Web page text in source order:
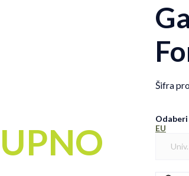
Šifra
EU
Univ.